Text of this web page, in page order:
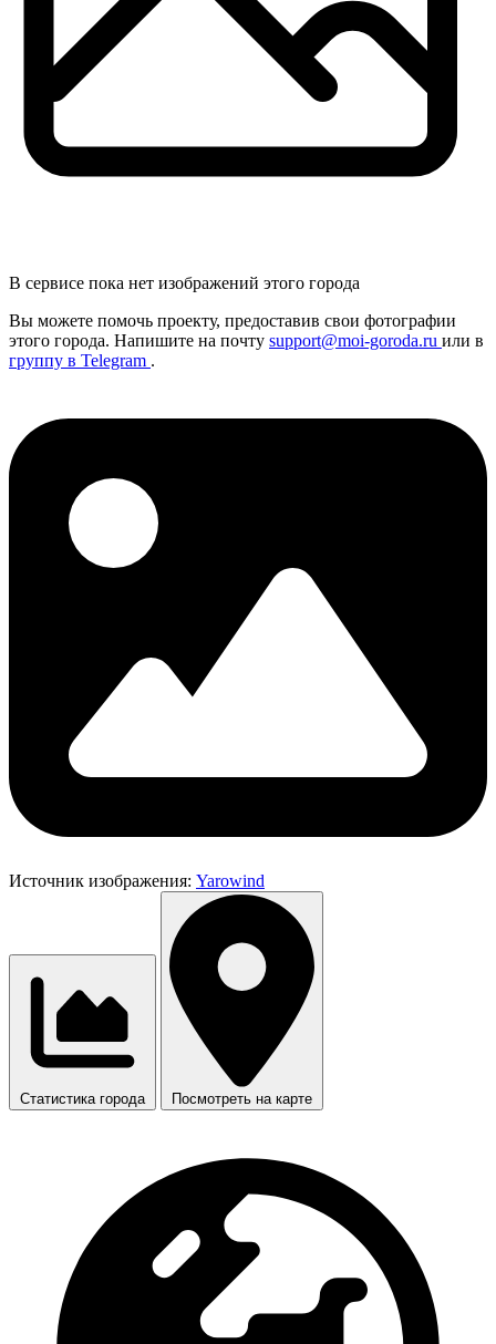
В сервисе пока нет изображений этого города
Вы можете помочь проекту, предоставив свои фотографии
этого города. Напишите на почту support@moi-goroda.ru или в
группу в Telegram .
Источник изображения: Yarowind
Статистика города Посмотреть на карте